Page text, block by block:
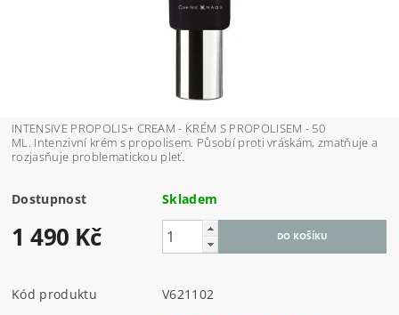
INTENSIVE PROPOLIS+ CREAM - KRÉM S PROPOLISEM - 50
ML. Intenzivní krém s propolisem. Působí proti vráskám, zmatňuje a
rozjasňuje problematickou pleť.
Dostupnost Skladem
1 490 Kč
Kód produktu
V621102